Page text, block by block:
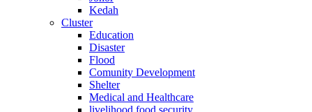
Kedah
Cluster
Education
Disaster
Flood
Comunity Development
Shelter
Medical and Healthcare
livelihood food security